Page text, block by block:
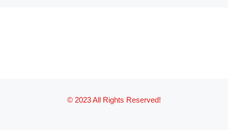
© 2023 All Rights Reserved!